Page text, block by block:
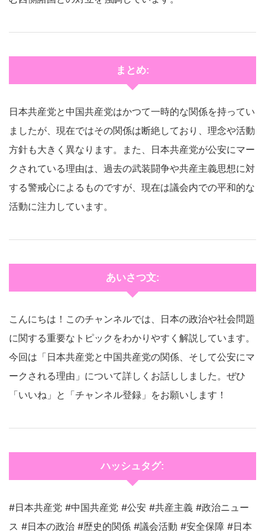
まとめ:
日本共産党と中国共産党はかつて一時的な関係を持ってい
ましたが、現在ではその関係は断絶しており、理念や活動
方針も大きく異なります。また、日本共産党が公安にマー
クされている理由は、過去の武装闘争や共産主義思想に対
する警戒心によるものですが、現在は議会内での平和的な
活動に注力しています。
あいさつ文:
こんにちは！このチャンネルでは、日本の政治や社会問題
に関する重要なトピックをわかりやすく解説しています。
今回は「日本共産党と中国共産党の関係、そして公安にマ
ークされる理由」について詳しくお話ししました。ぜひ
「いいね」と「チャンネル登録」をお願いします！
ハッシュタグ:
#日本共産党 #中国共産党 #公安 #共産主義 #政治ニュー
ス #日本の政治 #歴史的関係 #議会活動 #安全保障 #日本